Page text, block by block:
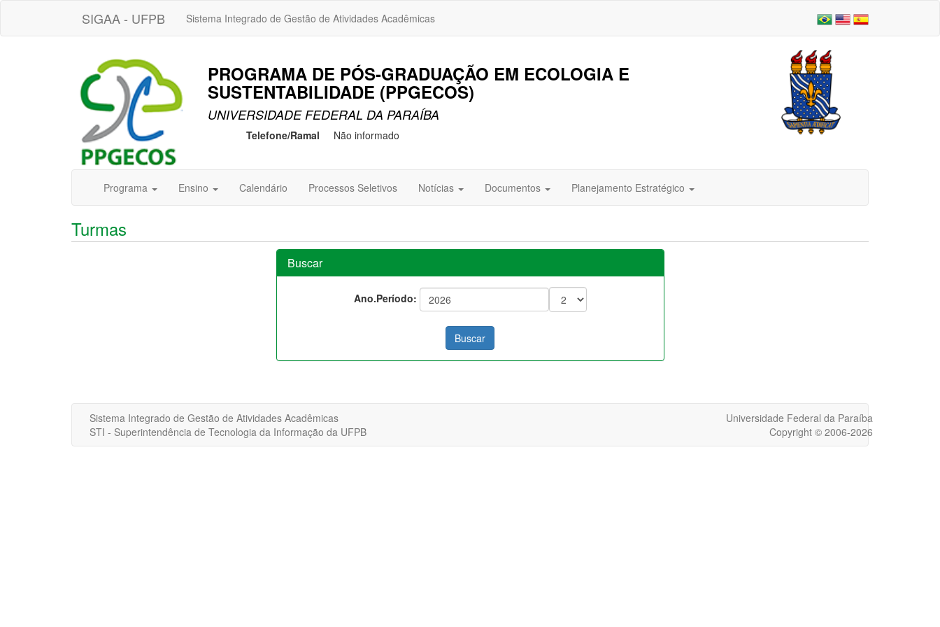
SIGAA - UFPB Sistema Integrado de Gestão de Atividades Acadêmicas
PROGRAMA DE PÓS-GRADUAÇÃO EM ECOLOGIA E
SUSTENTABILIDADE (PPGECOS)
UNIVERSIDADE FEDERAL DA PARAÍBA
Telefone/Ramal Não informado
Programa Ensino Calendário Processos Seletivos Notícias Documentos Planejamento Estratégico
Turmas
Buscar
Ano.Período:
Sistema Integrado de Gestão de Atividades Acadêmicas
STI - Superintendência de Tecnologia da Informação da UFPB
Universidade Federal da Paraíba
Copyright © 2006-2026